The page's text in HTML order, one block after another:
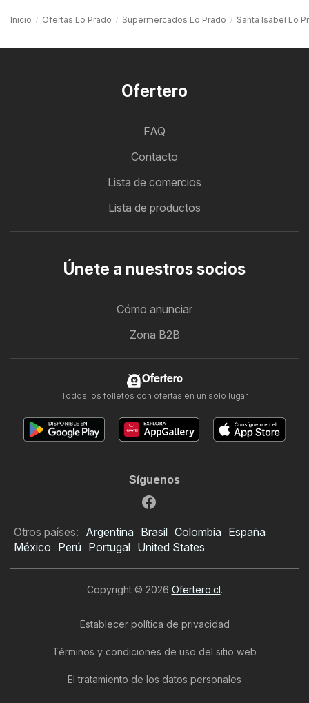
Inicio Ofertas Lo Prado Supermercados Lo Prado Santa Isabel Lo
Ofertero
FAQ
Contacto
Lista de comercios
Lista de productos
Únete a nuestros socios
Cómo anunciar
Zona B2B
Ofertero
Todos los folletos con ofertas en un solo lugar
Síguenos
Otros países: Argentina Brasil Colombia España
México Perú Portugal United States
Copyright © 2026 Ofertero.cl.
Establecer política de privacidad
Términos y condiciones de uso del sitio web
El tratamiento de los datos personales